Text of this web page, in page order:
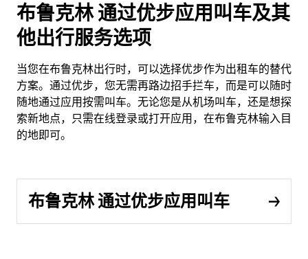
布鲁克林 通过优步应用叫车及其
他出行服务选项
当您在布鲁克林出行时，可以选择优步作为出租车的替代
方案。通过优步，您无需再路边招手拦车，而是可以随时
随地通过应用按需叫车。无论您是从机场叫车，还是想探
索新地点，只需在线登录或打开应用，在布鲁克林输入目
的地即可。
布鲁克林 通过优步应用叫车